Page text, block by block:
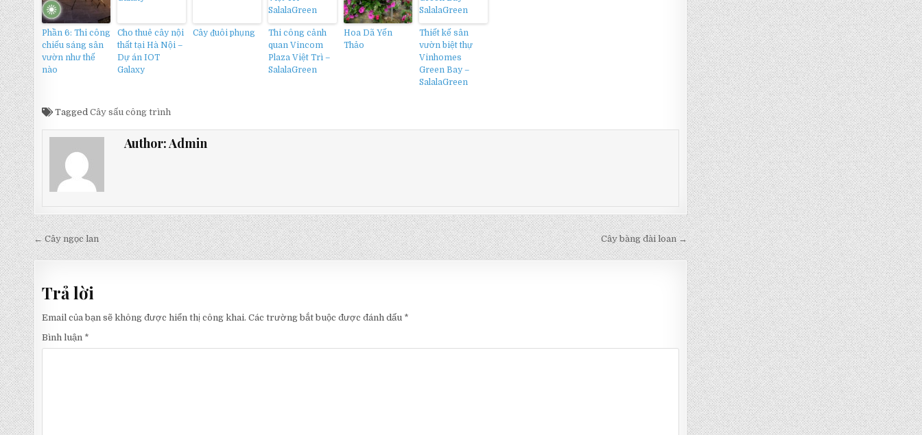
Phần 6: Thi công
chiếu sáng sân
vườn như thế
nào
Cho thuê cây nội
thất tại Hà Nội –
Dự án IOT
Galaxy
Cây đuôi phụng
Thi công cảnh
quan Vincom
Plaza Việt Trì –
SalalaGreen
Hoa Dã Yến
Thảo
Thiết kế sân
vườn biệt thự
Vinhomes
Green Bay –
SalalaGreen
TaggedCây sấu công trình
Author:Admin
Điều
hướng
bài
viết
Cây bàng đài loan →
← Cây ngọc lan
Trả lời
Email của bạn sẽ không được hiển thị công khai. Các trường bắt buộc được đánh dấu *
Bình luận *